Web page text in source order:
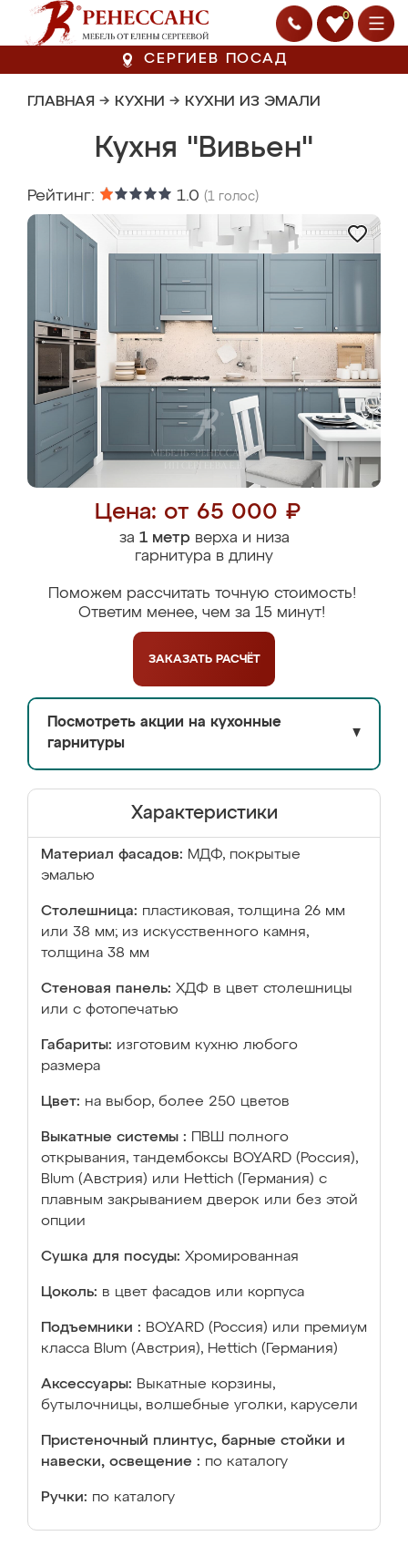
0
СЕРГИЕВ ПОСАД
ГЛАВНАЯ → КУХНИ → КУХНИ ИЗ ЭМАЛИ
Кухня "Вивьен"
Рейтинг: 1.0 (1 голос)
Цена: от 65 000 ₽
за 1 метрверха и низа
гарнитура в длину
Поможем рассчитать точную стоимость!
Ответим менее, чем за 15 минут!
ЗАКАЗАТЬ РАСЧЁТ
Посмотреть акции на кухонные
гарнитуры
▼
Характеристики
Материал фасадов: МДФ, покрытые
эмалью
Столешница: пластиковая, толщина 26 мм
или 38 мм; из искусственного камня,
толщина 38 мм
Стеновая панель: ХДФ в цвет столешницы
или с фотопечатью
Габариты: изготовим кухню любого
размера
Цвет: на выбор, более 250 цветов
Выкатные системы :
ПВШ полного
открывания, тандембоксы BOYARD (Россия),
Blum (Австрия) или Hettich (Германия) с
плавным закрыванием дверок или без этой
опции
Сушка для посуды: Хромированная
Цоколь: в цвет фасадов или корпуса
Подъемники : BOYARD (Россия) или премиум
класса Blum (Австрия), Hettich (Германия)
Аксессуары: Выкатные корзины,
бутылочницы, волшебные уголки, карусели
Пристеночный плинтус, барные стойки и
навески, освещение : по каталогу
Ручки: по каталогу